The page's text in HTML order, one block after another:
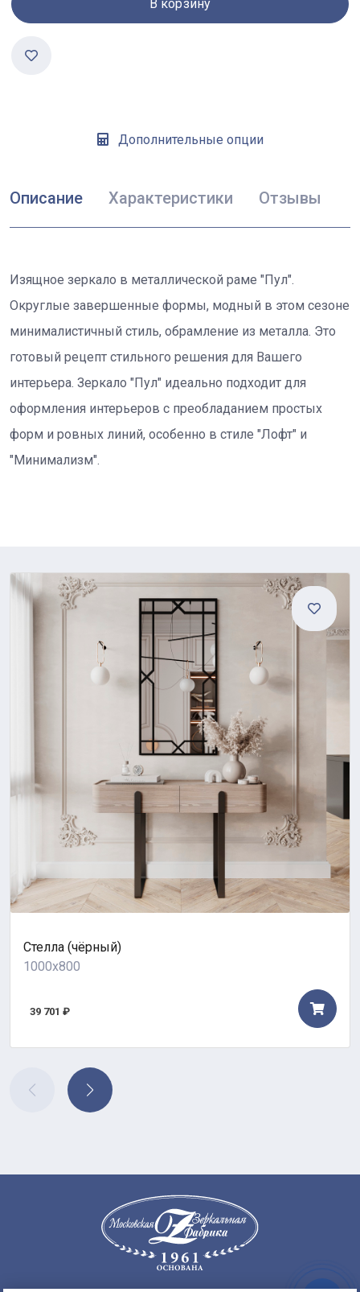
8
В корзину
Дополнительные опции
Описание Характеристики Отзывы
Изящное зеркало в металлической раме "Пул".
Округлые завершенные формы, модный в этом сезоне
минималистичный стиль, обрамление из металла. Это
готовый рецепт стильного решения для Вашего
интерьера. Зеркало "Пул" идеально подходит для
оформления интерьеров с преобладанием простых
форм и ровных линий, особенно в стиле "Лофт" и
"Минимализм".
Стелла (чёрный)
1000x800
39 701 ₽
Заказать